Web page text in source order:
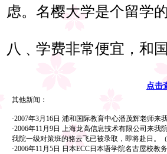
虑。名樱大学是个留学
八﹑学费非常便宜，和
点击
其他新闻：
·2007年3月16日 浦和国际教育中心潘茂辉老师来
·2006年11月9日 上海龙高信息技术有限公司来
我院一级对策班的骆云飞已被录取，即将赴日。
·2006年11月5日 日本ECC日本语学院名古屋校